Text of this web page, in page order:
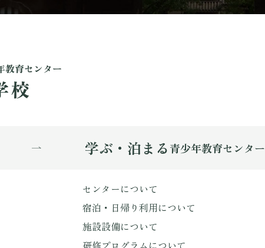
学ぶ・泊まる青少年教育センター
センターについて
宿泊・日帰り利用について
施設設備について